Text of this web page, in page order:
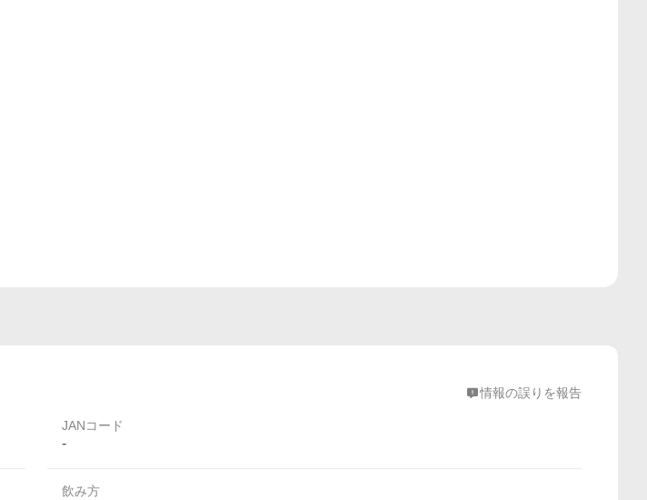
情報の誤りを報告
JANコード
-
飲み方